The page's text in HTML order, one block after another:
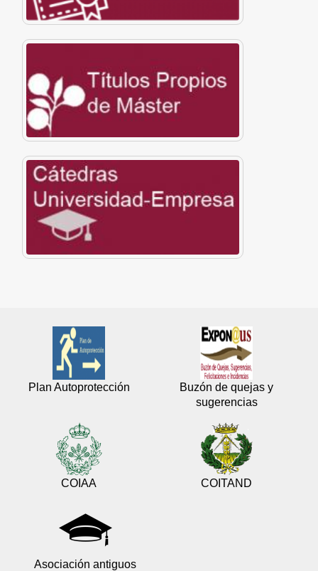
Plan Autoprotección
Buzón de quejas y
sugerencias
COIAA COITAND
Asociación antiguos